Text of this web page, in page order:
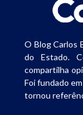
O Blog Carlos
do Estado.
compartilha
Foi fundado
tornou